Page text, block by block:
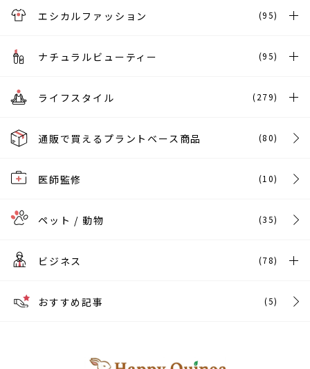
エシカルファッション (95)
ナチュラルビューティー (95)
ライフスタイル (279)
通販で買えるプラントベース商品 (80)
医師監修 (10)
ペット / 動物 (35)
ビジネス (78)
おすすめ記事 (5)